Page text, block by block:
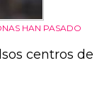
HAN PASADO
centros de